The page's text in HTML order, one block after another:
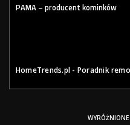
PAMA – producent kominków
HomeTrends.pl - Poradnik
WYRÓŻNIONE